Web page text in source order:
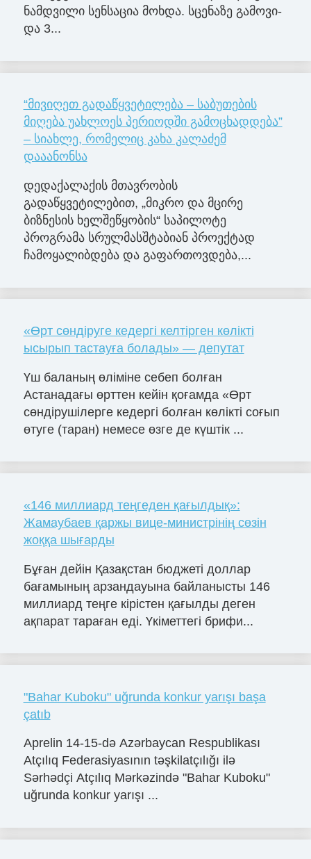
ნამ­დვი­ლი სენ­სა­ცია მოხ­და. სცე­ნა­ზე გა­მო­ვი­
და 3...
“მივიღეთ გადაწყვეტილება – საბუთების
მიღება უახლოეს პერიოდში გამოცხადდება”
– სიახლე, რომელიც კახა კალაძემ
დააანონსა
დედაქალაქის მთავრობის
გადაწყვეტილებით, „მიკრო და მცირე
ბიზნესის ხელშეწყობის“ საპილოტე
პროგრამა სრულმასშტაბიან პროექტად
ჩამოყალიბდება და გაფართოვდება,...
«Өрт сөндіруге кедергі келтірген көлікті
ысырып тастауға болады» — депутат
Үш баланың өліміне себеп болған
Астанадағы өрттен кейін қоғамда «Өрт
сөндірушілерге кедергі болған көлікті соғып
өтуге (таран) немесе өзге де күштік ...
«146 миллиард теңгеден қағылдық»:
Жамаубаев қаржы вице-министрінің сөзін
жоққа шығарды
Бұған дейін Қазақстан бюджеті доллар
бағамының арзандауына байланысты 146
миллиард теңге кірістен қағылды деген
ақпарат тараған еді. Үкіметтегі брифи...
"Bahar Kuboku" uğrunda konkur yarışı başa
çatıb
Aprelin 14-15-də Azərbaycan Respublikası
Atçılıq Federasiyasının təşkilatçılığı ilə
Sərhədçi Atçılıq Mərkəzində "Bahar Kuboku"
uğrunda konkur yarışı ...